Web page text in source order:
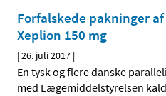
Forfalskede pakninger
Xeplion 150 mg
|26. juli 2017 |
En tysk og flere danske
med Lægemiddelstyrelsen